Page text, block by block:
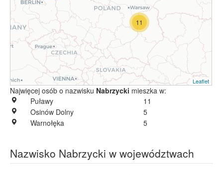
11
Leaflet
Najwięcej osób o nazwisku Nabrzycki mieszka w:
Puławy
11
Osinów Dolny
5
Warnołęka
5
Nazwisko Nabrzycki w województwach